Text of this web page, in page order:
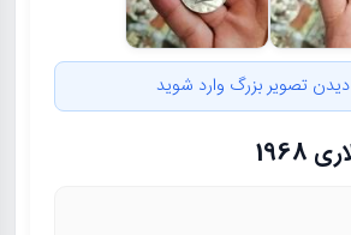
دیدن تصویر بزرگ وارد شوید